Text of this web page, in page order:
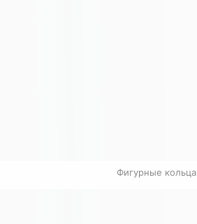
Фигурные кольца